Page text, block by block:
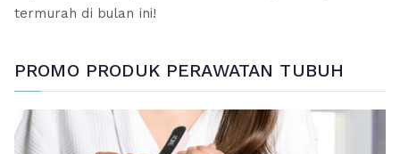
termurah di bulan ini!
PROMO PRODUK PERAWATAN TUBUH